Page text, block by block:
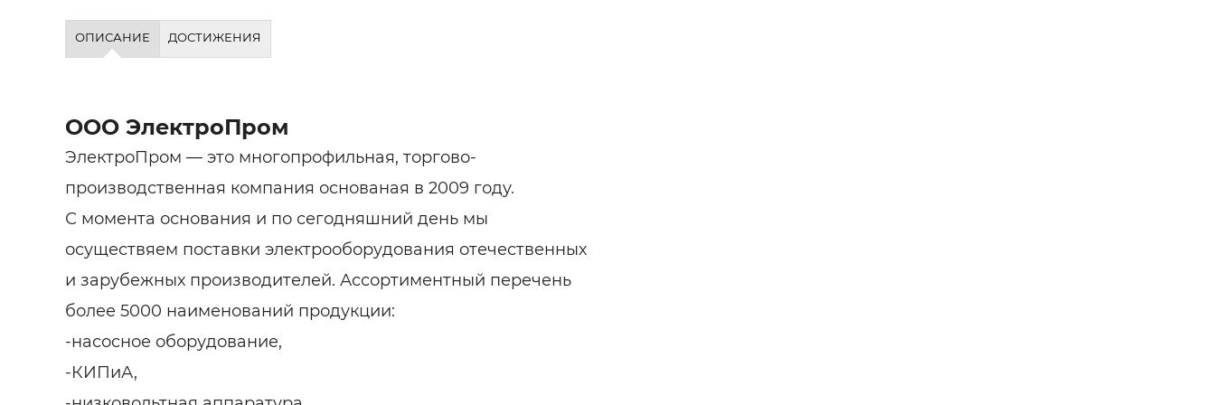
ОПИСАНИЕ ДОСТИЖЕНИЯ
ООО ЭлектроПром
ЭлектроПром — это многопрофильная, торгово-
производственная компания основаная в 2009 году.
С момента основания и по сегодняшний день мы
осуществяем поставки электрооборудования отечественных
и зарубежных производителей. Ассортиментный перечень
более 5000 наименований продукции:
-насосное оборудование,
-КИПиА,